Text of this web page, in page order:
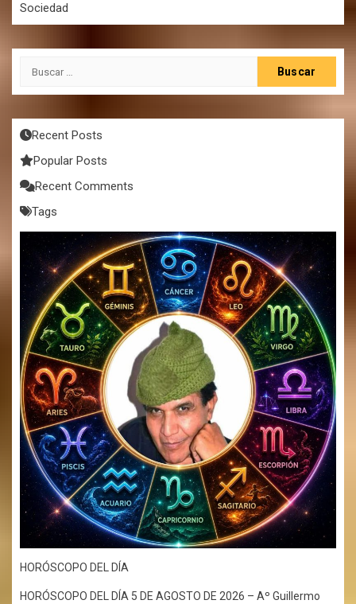
Sociedad
Buscar:
Recent Posts
Popular Posts
Recent Comments
Tags
HORÓSCOPO DEL DÍA
HORÓSCOPO DEL DÍA 5 DE AGOSTO DE 2026 – Aº Guillermo